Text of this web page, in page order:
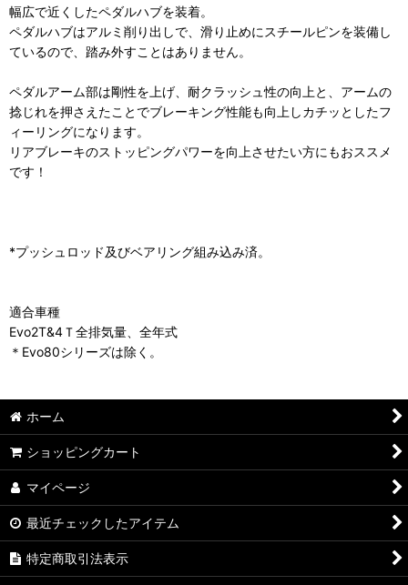
幅広で近くしたペダルハブを装着。
ペダルハブはアルミ削り出しで、滑り止めにスチールピンを装備し
ているので、踏み外すことはありません。
ペダルアーム部は剛性を上げ、耐クラッシュ性の向上と、アームの
捻じれを押さえたことでブレーキング性能も向上しカチッとしたフ
ィーリングになります。
リアブレーキのストッピングパワーを向上させたい方にもおススメ
です！
*プッシュロッド及びベアリング組み込み済。
適合車種
Evo2T&4Ｔ全排気量、全年式
＊Evo80シリーズは除く。
ホーム
ショッピングカート
マイページ
最近チェックしたアイテム
特定商取引法表示